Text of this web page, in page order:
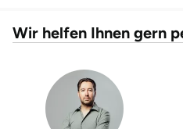
Wir helfen Ihnen gern
Nidda
Nordwestmecklenburg
Nürnberg